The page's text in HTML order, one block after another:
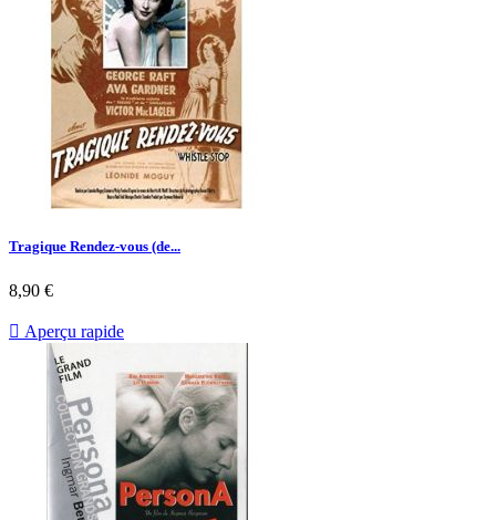
Tragique Rendez-vous (de...
Prix
8,90 €
 Aperçu rapide